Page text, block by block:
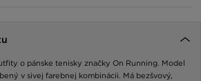
o pánske tenisky značky On Running. Model
v sivej farebnej kombinácii. Má bezšvový,